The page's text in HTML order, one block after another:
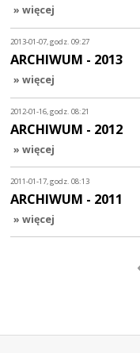
» więcej
2013-01-07, godz. 09:27
ARCHIWUM - 2013
» więcej
2012-01-16, godz. 08:21
ARCHIWUM - 2012
» więcej
2011-01-17, godz. 08:13
ARCHIWUM - 2011
» więcej